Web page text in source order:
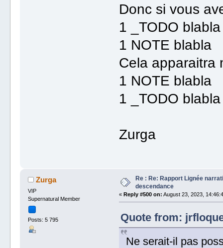
Donc si vous
1 _TODO blabla
1 NOTE blabla
Cela apparaitra
1 NOTE blabla
1 _TODO blabla
Zurga
Zurga
VIP
Supernatural Member
Posts: 5 795
Re : Re: Rapport Lignée
descendance
«Reply #500 on: August 23, 2023,
Quote from:
Ne serait-il pas